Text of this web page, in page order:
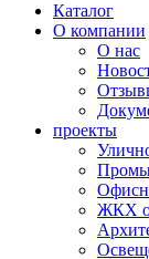
Каталог
О компании
О нас
проекты
ЖКХ